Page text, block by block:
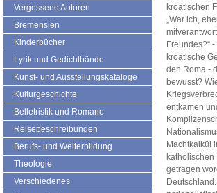
Vergessene Autoren
Bremensien
Kinderbücher
Lyrik und Gedichtbände
Kunst- und Ausstellungskataloge
Kulturgeschichte
Belletristik und Romane
Reisebeschreibungen
Berufs- und Weiterbildung
Theologie
Verschiedenes
kroatischen
„War ich,
Freundes?“
kroatische
den Roma -
bewusst?
entkamen
Machtkalkül
getragen